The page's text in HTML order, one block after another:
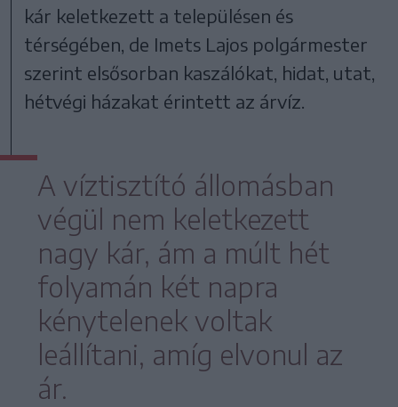
kár keletkezett a településen és
térségében, de Imets Lajos polgármester
szerint elsősorban kaszálókat, hidat, utat,
hétvégi házakat érintett az árvíz.
A víztisztító állomásban
végül nem keletkezett
nagy kár, ám a múlt hét
folyamán két napra
kénytelenek voltak
leállítani, amíg elvonul az
ár.